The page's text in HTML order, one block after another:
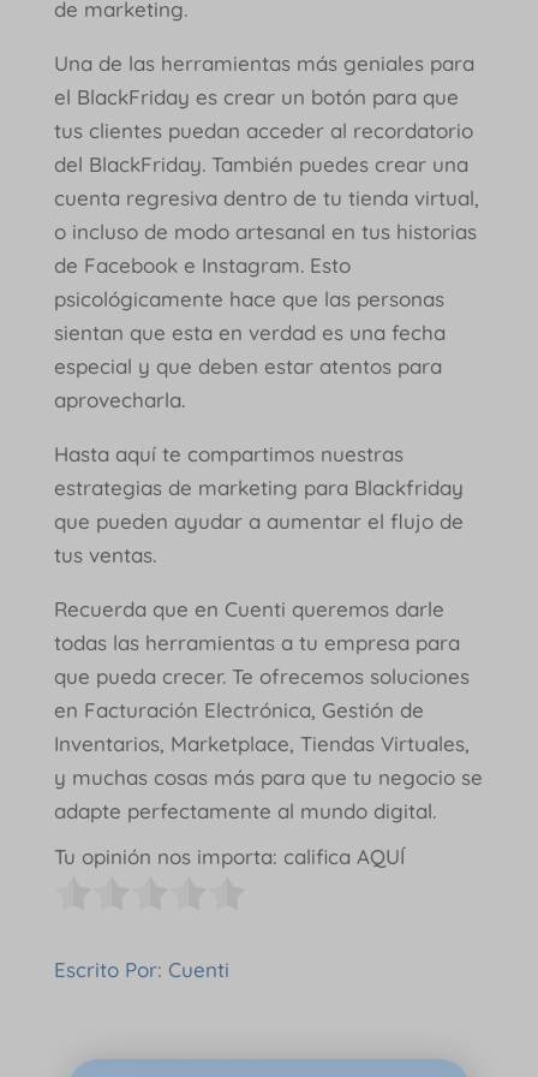
de marketing.
Una de las herramientas más geniales para
el BlackFriday es crear un botón para que
tus clientes puedan acceder al recordatorio
del BlackFriday. También puedes crear una
cuenta regresiva dentro de tu tienda virtual,
o incluso de modo artesanal en tus historias
de Facebook e Instagram. Esto
psicológicamente hace que las personas
sientan que esta en verdad es una fecha
especial y que deben estar atentos para
aprovecharla.
Hasta aquí te compartimos nuestras
estrategias de marketing para Blackfriday
que pueden ayudar a aumentar el flujo de
tus ventas.
Recuerda que en Cuenti queremos darle
todas las herramientas a tu empresa para
que pueda crecer. Te ofrecemos soluciones
en Facturación Electrónica, Gestión de
Inventarios, Marketplace, Tiendas Virtuales,
y muchas cosas más para que tu negocio se
adapte perfectamente al mundo digital.
Tu opinión nos importa: califica AQUÍ
Escrito Por: Cuenti